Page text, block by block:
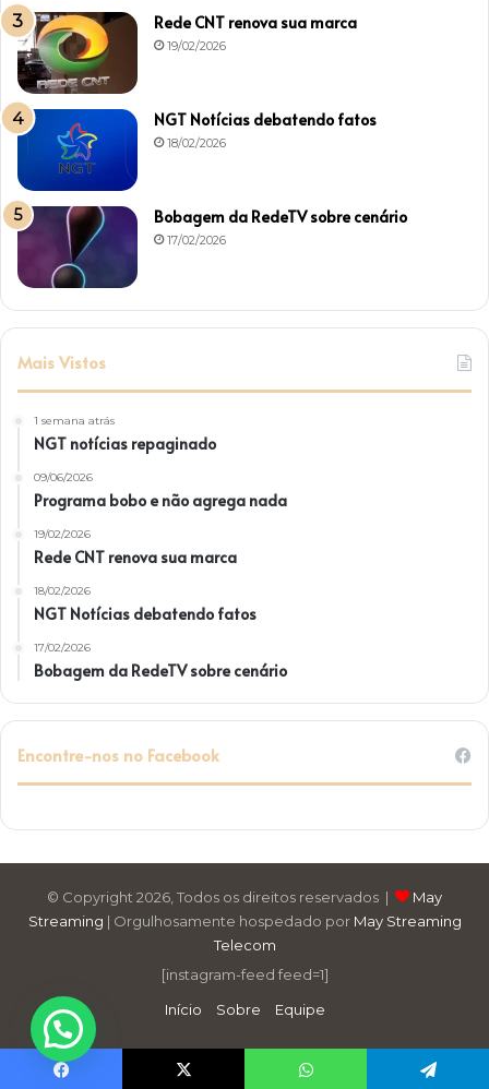
Rede CNT renova sua marca
19/02/2026
NGT Notícias debatendo fatos
18/02/2026
Bobagem da RedeTV sobre cenário
17/02/2026
Mais Vistos
1 semana atrás
NGT notícias repaginado
09/06/2026
Programa bobo e não agrega nada
19/02/2026
Rede CNT renova sua marca
18/02/2026
NGT Notícias debatendo fatos
17/02/2026
Bobagem da RedeTV sobre cenário
Encontre-nos no Facebook
© Copyright 2026, Todos os direitos reservados |
May
Streaming | Orgulhosamente hospedado por May Streaming
Telecom
[instagram-feed feed=1]
Início
Sobre Equipe